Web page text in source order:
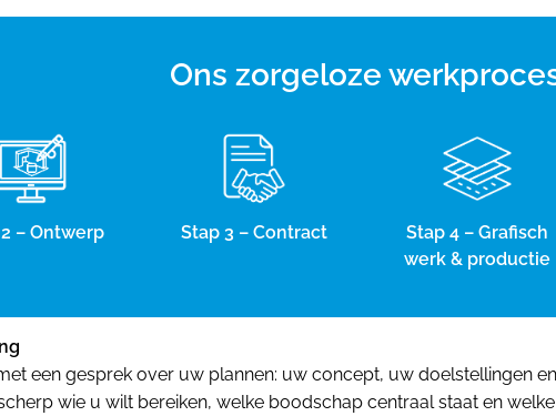
Ons zorgeloze
– Ontwerp Stap 3 – Contract
Stap 4 – Grafisch
werk & productie
een gesprek over uw plannen: uw concept, uw doelstellingen
wie u wilt bereiken, welke boodschap centraal staat en